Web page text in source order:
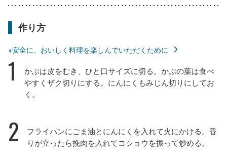
作り方
※安全に、おいしく料理を楽しんでいただくために
1
かぶは皮をむき、ひと口サイズに切る。かぶの葉は食べ
やすくザク切りにする。にんにくもみじん切りにしてお
く。
2
フライパンにごま油とにんにくを入れて火にかける。香
りが立ったら挽肉を入れてコショウを振って炒める。